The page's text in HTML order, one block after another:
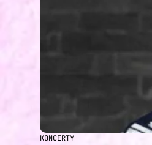
KONCERTY